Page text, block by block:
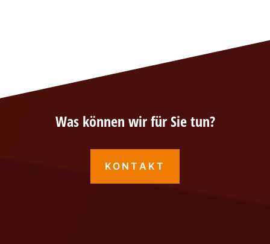
Was können wir für Sie tun?
KONTAKT